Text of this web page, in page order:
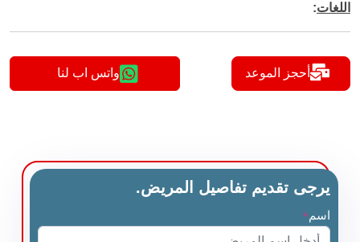
اللغات:
أحجز الموعد واتس اب لنا
يرجى تقديم تفاصيل المريض.
اسم *